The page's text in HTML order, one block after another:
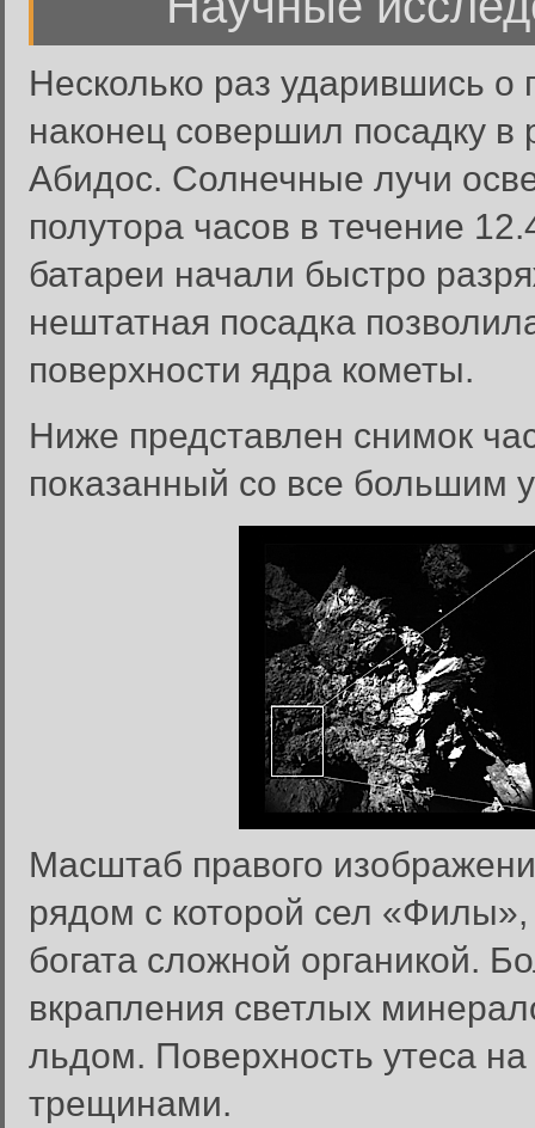
Несколько раз ударившись
наконец совершил посадку
Абидос. Солнечные лучи
полутора часов в течение
батареи начали быстро
нештатная посадка
поверхности ядра кометы.
Ниже представлен снимок
показанный со все большим
Масштаб правого
рядом с которой сел «Филы»,
богата сложной органикой.
вкрапления светлых
льдом. Поверхность утеса
трещинами.